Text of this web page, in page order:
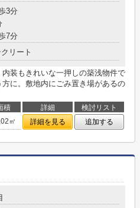
3分
7分
リート
装もきれいな一押しの築浅物件で
に。敷地内にごみ置き場があるの
積 詳細
検討リスト
㎡ 詳細を見る 追加する